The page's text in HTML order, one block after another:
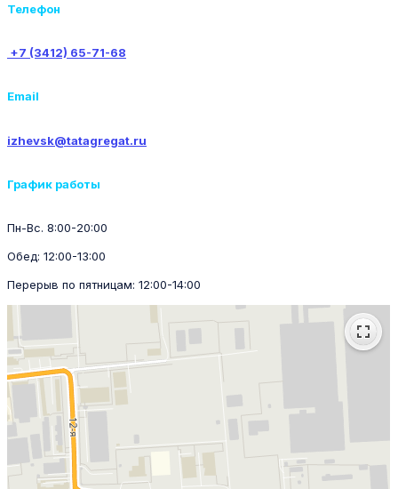
Телефон
+7 (3412) 65-71-68
Email
izhevsk@tatagregat.ru
График работы
Пн-Вс. 8:00-20:00
Обед: 12:00-13:00
Перерыв по пятницам: 12:00-14:00